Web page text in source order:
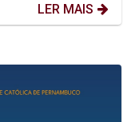
LER MAIS